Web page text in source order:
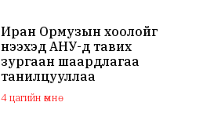
Иран Ормузын хоолойг
нээхэд АНУ-д тавих
зургаан шаардлагаа
танилцууллаа
4 цагийн өмнө